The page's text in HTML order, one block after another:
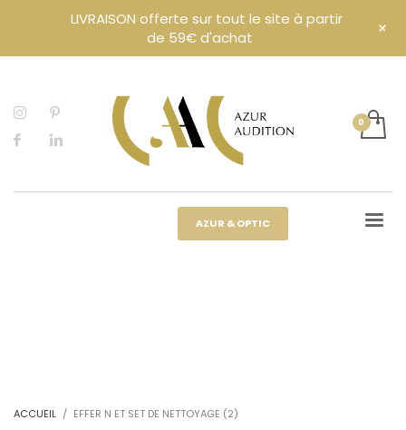
AZUR & OPTIC
ACCUEIL EFFER N ET SET DE NETTOYAGE (2)
LIVRAISON offerte sur tout le site à partir
de 59€ d'achat
+